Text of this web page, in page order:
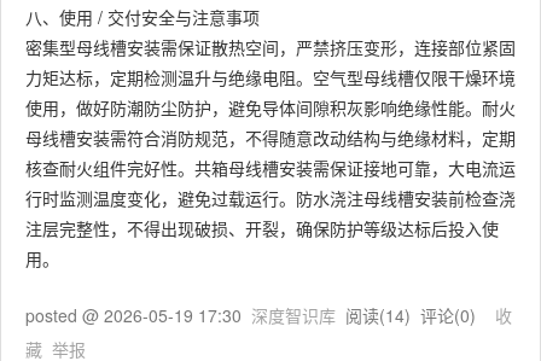
八、使用 / 交付安全与注意事项
密集型母线槽安装需保证散热空间，严禁挤压变形，连接部位紧固
力矩达标，定期检测温升与绝缘电阻。空气型母线槽仅限干燥环境
使用，做好防潮防尘防护，避免导体间隙积灰影响绝缘性能。耐火
母线槽安装需符合消防规范，不得随意改动结构与绝缘材料，定期
核查耐火组件完好性。共箱母线槽安装需保证接地可靠，大电流运
行时监测温度变化，避免过载运行。防水浇注母线槽安装前检查浇
注层完整性，不得出现破损、开裂，确保防护等级达标后投入使
用。
posted @ 2026-05-19 17:30 深度智识库 阅读(14) 评论(0) 收
藏 举报